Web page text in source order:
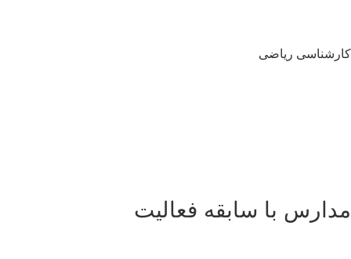
ریاضی
با سابقه فعالیت
شهریه مدارس چقدر هست؟